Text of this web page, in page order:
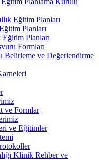
Eğitim Planları
Planları
Planları
Formları
Belirleme ve Değerlendirme
ve Formlar
ve Eğitimler
Klinik Rehber ve